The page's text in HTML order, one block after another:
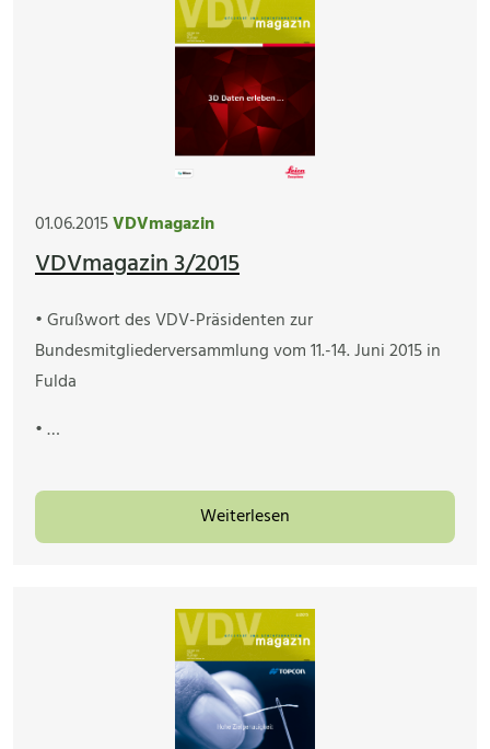
01.06.2015VDVmagazin
VDVmagazin 3/2015
• Grußwort des VDV-Präsidenten zur
Bundesmitgliederversammlung vom 11.-14. Juni 2015 in
Fulda
• …
Weiterlesen